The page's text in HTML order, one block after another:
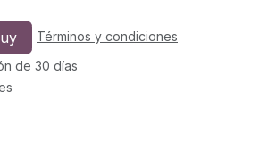
Términos y condiciones
de 30 días